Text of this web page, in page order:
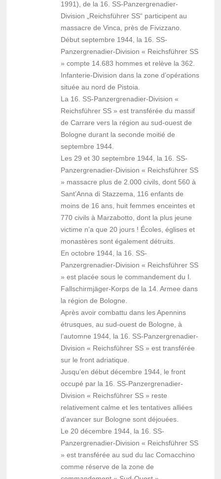
1991), de la 16. SS-Panzergrenadier-
Division „Reichsführer SS“ participent au
massacre de Vinca, près de Fivizzano.
Début septembre 1944, la 16. SS-
Panzergrenadier-Division « Reichsführer SS
» compte 14.683 hommes et relève la 362.
Infanterie-Division dans la zone d’opérations
située au nord de Pistoia.
La 16. SS-Panzergrenadier-Division «
Reichsführer SS » est transférée du massif
de Carrare vers la région au sud-ouest de
Bologne durant la seconde moitié de
septembre 1944.
Les 29 et 30 septembre 1944, la 16. SS-
Panzergrenadier-Division « Reichsführer SS
» massacre plus de 2.000 civils, dont 560 à
Sant’Anna di Stazzema, 116 enfants de
moins de 16 ans, huit femmes enceintes et
770 civils à Marzabotto, dont la plus jeune
victime n’a que 20 jours ! Écoles, églises et
monastères sont également détruits.
En octobre 1944, la 16. SS-
Panzergrenadier-Division « Reichsführer SS
» est placée sous le commandement du I.
Fallschirmjäger-Korps de la 14. Armee dans
la région de Bologne.
Après avoir combattu dans les Apennins
étrusques, au sud-ouest de Bologne, à
l’automne 1944, la 16. SS-Panzergrenadier-
Division « Reichsführer SS » est transférée
sur le front adriatique.
Jusqu’en début décembre 1944, le front
occupé par la 16. SS-Panzergrenadier-
Division « Reichsführer SS » reste
relativement calme et les tentatives alliées
d’avancer sur Bologne sont déjouées.
Le 20 décembre 1944, la 16. SS-
Panzergrenadier-Division « Reichsführer SS
» est transférée au sud du lac Comacchino
comme réserve de la zone de